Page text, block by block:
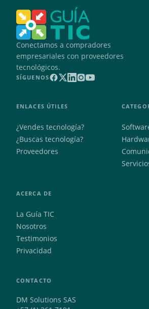
Conectamos a compradores
empresariales con proveedores
tecnológicos.
SÍGUENOS
ENLACES ÚTILES
¿Vendes tecnología?
¿Buscas tecnología?
Proveedores
ACERCA DE
La Guía TIC
Nosotros
Testimonios
Privacidad
CONTACTO
DM Solutions SAS